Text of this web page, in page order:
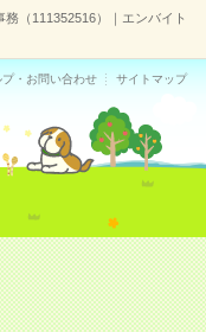
（111352516）｜エンバイト
プ・お問い合わせ サイトマップ